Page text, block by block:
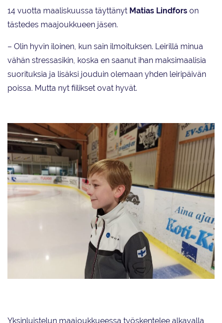
14 vuotta maaliskuussa täyttänyt Matias Lindfors on
tästedes maajoukkueen jäsen.
– Olin hyvin iloinen, kun sain ilmoituksen. Leirillä minua
vähän stressasikin, koska en saanut ihan maksimaalisia
suorituksia ja lisäksi jouduin olemaan yhden leiripäivän
poissa. Mutta nyt fiilikset ovat hyvät.
Yksinluistelun maajoukkueessa työskentelee alkavalla